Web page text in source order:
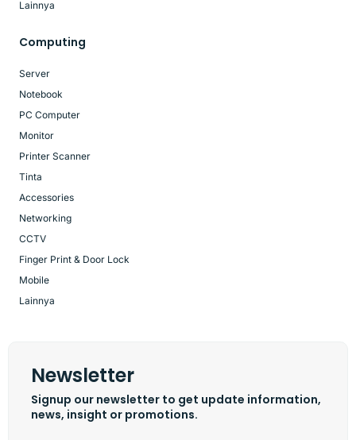
Lainnya
Computing
Server
Notebook
PC Computer
Monitor
Printer Scanner
Tinta
Accessories
Networking
CCTV
Finger Print & Door Lock
Mobile
Lainnya
Newsletter
Signup our newsletter to get update information,
news, insight or promotions.